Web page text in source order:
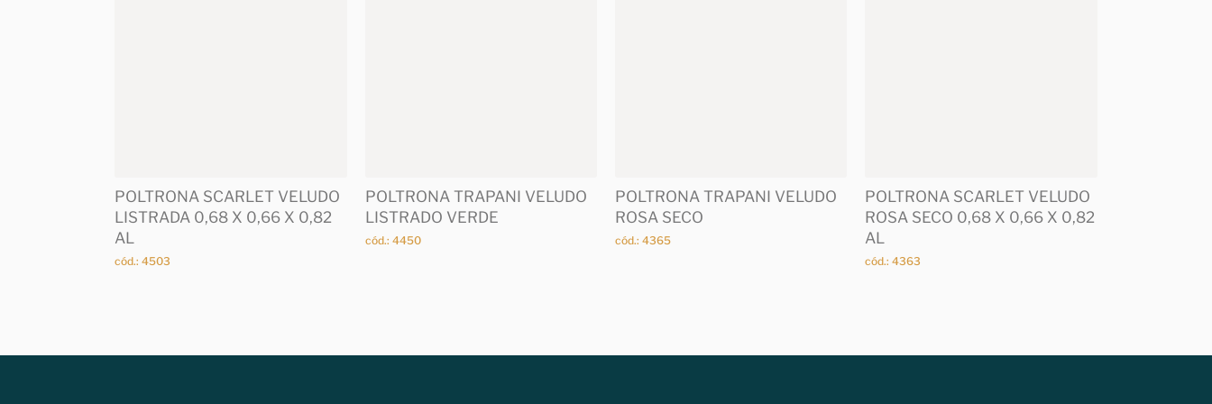
POLTRONA SCARLET VELUDO
LISTRADA 0,68 X 0,66 X 0,82
AL
cód.: 4503
POLTRONA TRAPANI VELUDO
LISTRADO VERDE
cód.: 4450
POLTRONA TRAPANI VELUDO
ROSA SECO
cód.: 4365
POLTRONA SCARLET VELUDO
ROSA SECO 0,68 X 0,66 X 0,82
AL
cód.: 4363